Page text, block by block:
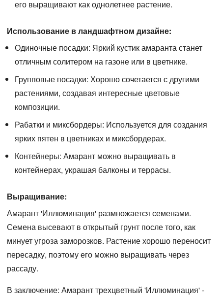
его выращивают как однолетнее растение.
Использование в ландшафтном дизайне:
Одиночные посадки: Яркий кустик амаранта станет
отличным солитером на газоне или в цветнике.
Групповые посадки: Хорошо сочетается с другими
растениями, создавая интересные цветовые
композиции.
Рабатки и миксбордеры: Используется для создания
ярких пятен в цветниках и миксбордерах.
Контейнеры: Амарант можно выращивать в
контейнерах, украшая балконы и террасы.
Выращивание:
Амарант 'Иллюминация' размножается семенами.
Семена высевают в открытый грунт после того, как
минует угроза заморозков. Растение хорошо переносит
пересадку, поэтому его можно выращивать через
рассаду.
В заключение: Амарант трехцветный 'Иллюминация' -